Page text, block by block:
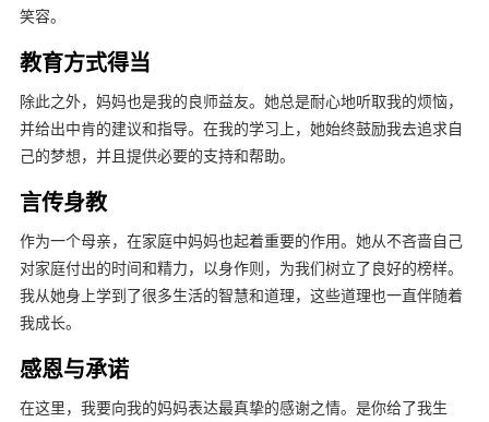
笑容。
教育方式得当
除此之外，妈妈也是我的良师益友。她总是耐心地听取我的烦恼，
并给出中肯的建议和指导。在我的学习上，她始终鼓励我去追求自
己的梦想，并且提供必要的支持和帮助。
言传身教
作为一个母亲，在家庭中妈妈也起着重要的作用。她从不吝啬自己
对家庭付出的时间和精力，以身作则，为我们树立了良好的榜样。
我从她身上学到了很多生活的智慧和道理，这些道理也一直伴随着
我成长。
感恩与承诺
在这里，我要向我的妈妈表达最真挚的感谢之情。是你给了我生